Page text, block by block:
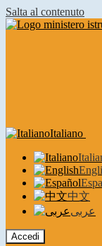
Salta al contenuto
Italiano
中文
عربى
Accedi